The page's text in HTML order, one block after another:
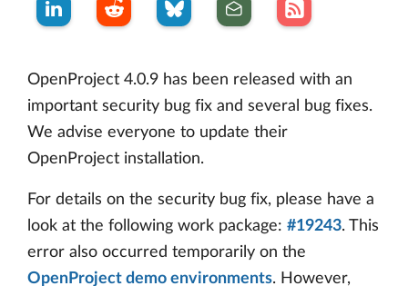
OpenProject 4.0.9 has been released with an
important security bug fix and several bug fixes.
We advise everyone to update their
OpenProject installation.
For details on the security bug fix, please have a
look at the following work package: #19243. This
error also occurred temporarily on the
OpenProject demo environments. However,